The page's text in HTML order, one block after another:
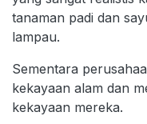
tanaman padi dan
lampau.
Sementara
kekayaan alam dan
kekayaan mereka.